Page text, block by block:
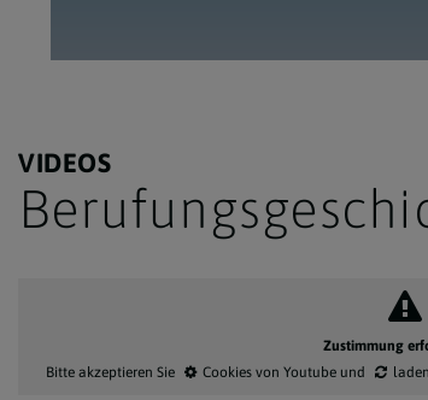
VIDEOS
Zustimmung
Bitte akzeptieren Sie
Cookies von Youtube und